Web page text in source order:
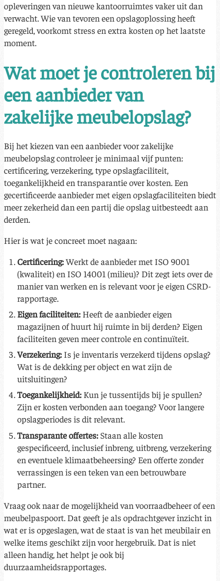
opleveringen van nieuwe kantoorruimtes vaker uit dan
verwacht. Wie van tevoren een opslagoplossing heeft
geregeld, voorkomt stress en extra kosten op het laatste
moment.
Wat moet je controleren bij
een aanbieder van
zakelijke meubelopslag?
Bij het kiezen van een aanbieder voor zakelijke
meubelopslag controleer je minimaal vijf punten:
certificering, verzekering, type opslagfaciliteit,
toegankelijkheid en transparantie over kosten. Een
gecertificeerde aanbieder met eigen opslagfaciliteiten biedt
meer zekerheid dan een partij die opslag uitbesteedt aan
derden.
Hier is wat je concreet moet nagaan:
Certificering:Werkt de aanbieder met ISO 9001
(kwaliteit) en ISO 14001 (milieu)? Dit zegt iets over de
manier van werken en is relevant voor je eigen CSRD-
rapportage.
Eigen faciliteiten: Heeft de aanbieder eigen
magazijnen of huurt hij ruimte in bij derden? Eigen
faciliteiten geven meer controle en continuïteit.
Verzekering: Is je inventaris verzekerd tijdens opslag?
Wat is de dekking per object en wat zijn de
uitsluitingen?
Toegankelijkheid: Kun je tussentijds bij je spullen?
Zijn er kosten verbonden aan toegang? Voor langere
opslagperiodes is dit relevant.
Transparante offertes: Staan alle kosten
gespecificeerd, inclusief inbreng, uitbreng, verzekering
en eventuele klimaatbeheersing? Een offerte zonder
verrassingen is een teken van een betrouwbare
partner.
Vraag ook naar de mogelijkheid van voorraadbeheer of een
meubelpaspoort. Dat geeft je als opdrachtgever inzicht in
wat er is opgeslagen, wat de staat is van het meubilair en
welke items geschikt zijn voor hergebruik. Dat is niet
alleen handig, het helpt je ook bij
duurzaamheidsrapportages.